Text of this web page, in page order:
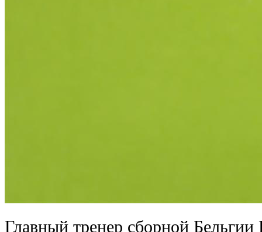
Главный тренер сборной Бельгии